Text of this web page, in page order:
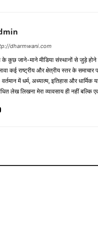
dharmwani.com
कुछ जाने-माने मीडिया संस्थानों से जुड़े
कई राष्ट्रीय और क्षेत्रीय स्तर के
में धर्म, अध्यात्म, इतिहास और
लेख लिखना मेरा व्यावसाय ही नहीं बल्कि